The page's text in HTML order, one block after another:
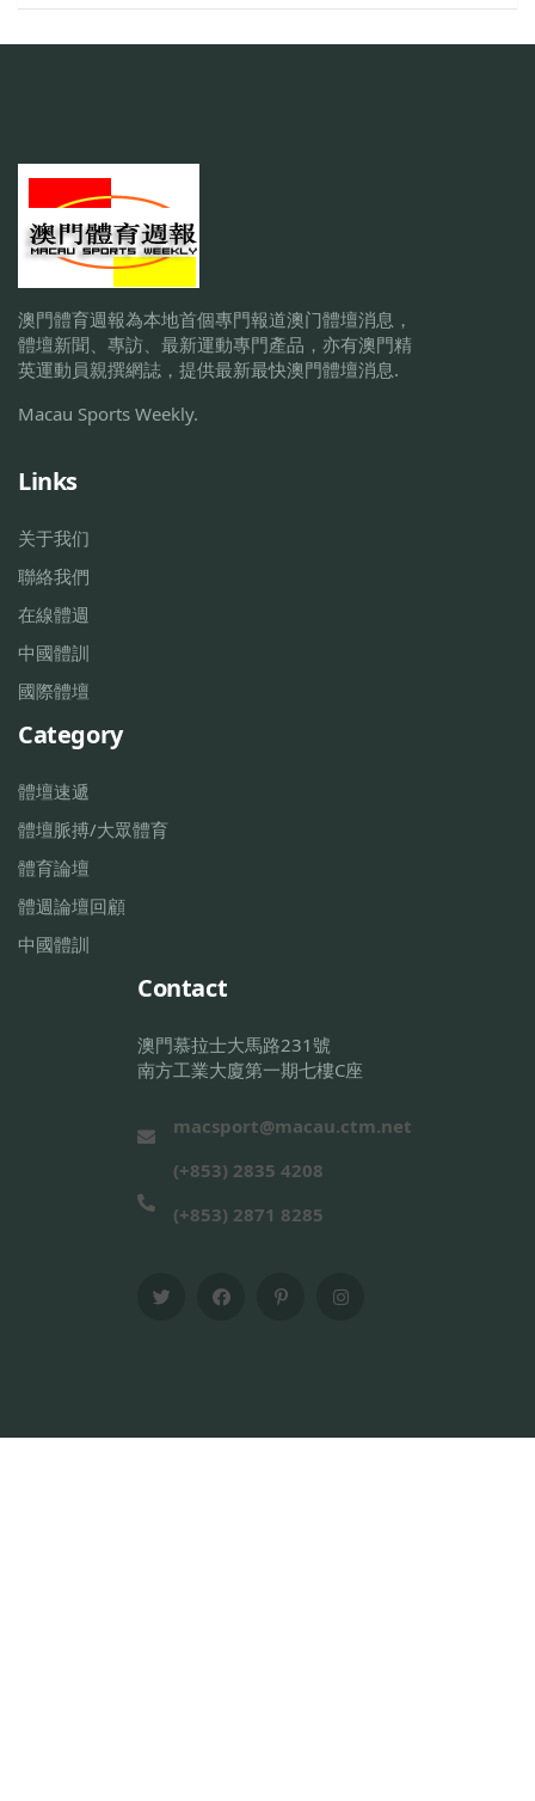
澳門體育週報為本地首個專門報道澳门體壇消息，
體壇新聞、專訪、最新運動專門產品，亦有澳門精
英運動員親撰網誌，提供最新最快澳門體壇消息.
Macau Sports Weekly.
Links
关于我们
聯絡我們
在線體週
中國體訓
國際體壇
Category
體壇速遞
體壇脈搏/大眾體育
體育論壇
體週論壇回顧
中國體訓
Contact
澳門慕拉士大馬路231號
南方工業大廈第一期七樓C座
macsport@macau.ctm.net
(+853) 2835 4208
(+853) 2871 8285